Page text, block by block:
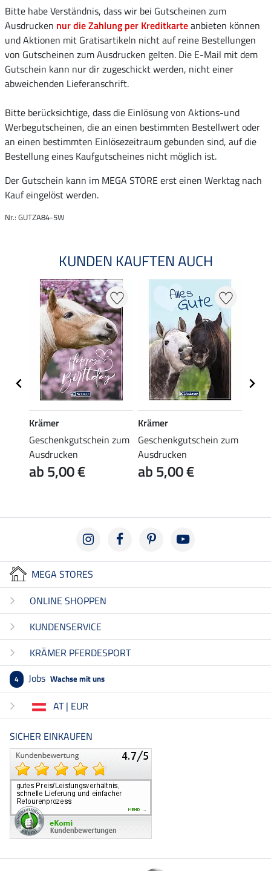
Bitte habe Verständnis, dass wir bei Gutscheinen zum
Ausdrucken nur die Zahlung per Kreditkarteanbieten können
und Aktionen mit Gratisartikeln nicht auf reine Bestellungen
von Gutscheinen zum Ausdrucken gelten. Die E-Mail mit dem
Gutschein kann nur dir zugeschickt werden, nicht einer
abweichenden Lieferanschrift.
Bitte berücksichtige, dass die Einlösung von Aktions-und
Werbegutscheinen, die an einen bestimmten Bestellwert oder
an einen bestimmten Einlösezeitraum gebunden sind, auf die
Bestellung eines Kaufgutscheines nicht möglich ist.
Der Gutschein kann im MEGA STORE erst einen Werktag nach
Kauf eingelöst werden.
Nr.: GUTZA84-5W
KUNDEN KAUFTEN AUCH
Krämer
Geschenkgutschein zum
Ausdrucken
ab 5,00 €
Krämer
Geschenkgutschein zum
Ausdrucken
ab 5,00 €
MEGA STORES
ONLINE SHOPPEN
KUNDENSERVICE
KRÄMER PFERDESPORT
4 Jobs Wachse mit uns
AT | EUR
SICHER EINKAUFEN